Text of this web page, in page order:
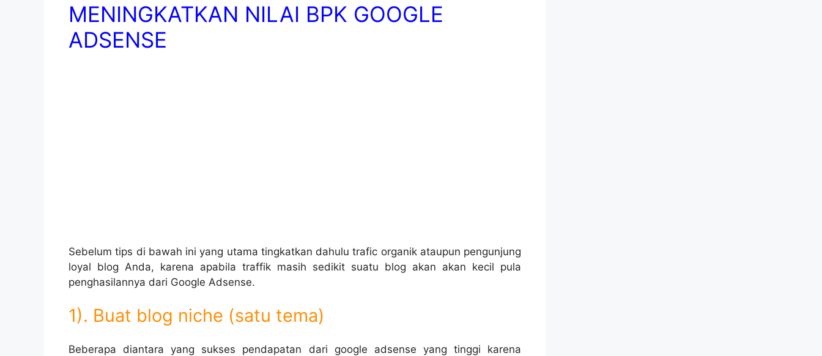
MENINGKATKAN NILAI BPK GOOGLE
ADSENSE
Sebelum tips di bawah ini yang utama tingkatkan dahulu trafic organik ataupun pengunjung
loyal blog Anda, karena apabila traffik masih sedikit suatu blog akan akan kecil pula
penghasilannya dari Google Adsense.
1). Buat blog niche (satu tema)
Beberapa diantara yang sukses pendapatan dari google adsense yang tinggi karena